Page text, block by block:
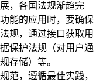
，各国法规渐趋完
能的应用时，要确保
规，通过接口获取用
保护法规（对用户通
存储）等。
范，遵循最佳实践，